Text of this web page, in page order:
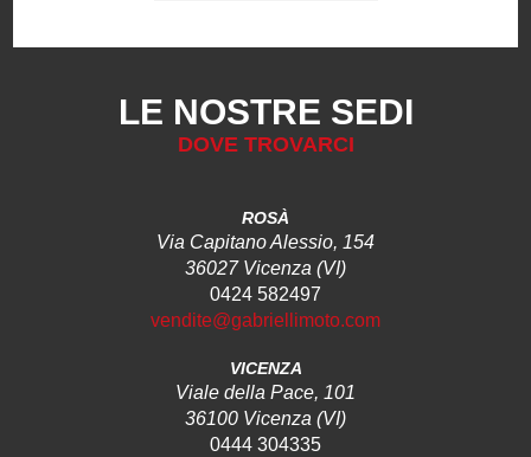
LE NOSTRE SEDI
DOVE TROVARCI
ROSÀ
Via Capitano Alessio, 154
36027 Vicenza (VI)
0424 582497
vendite@gabriellimoto.com
VICENZA
Viale della Pace, 101
36100 Vicenza (VI)
0444 304335